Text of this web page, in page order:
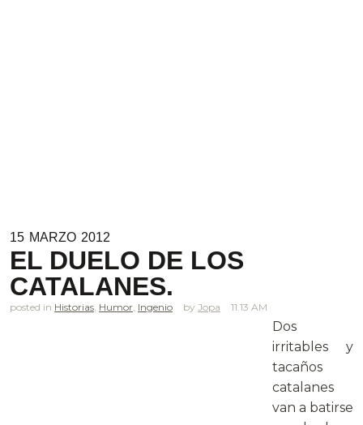
15 MARZO 2012
EL DUELO DE LOS
CATALANES.
posted in Historias, Humor, Ingenio Jopa 11.13 AM
Dos
irritables y
tacaños
catalanes
van a batirse